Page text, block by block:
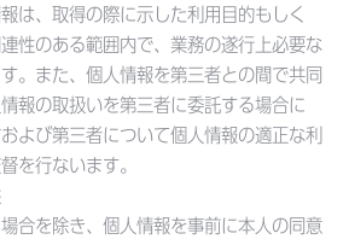
は、取得の際に示した利用目的もしく
性のある範囲内で、業務の遂行上必要な
。また、個人情報を第三者との間で共同
報の取扱いを第三者に委託する場合に
よび第三者について個人情報の適正な利
を行ないます。
合を除き、個人情報を事前に本人の同意